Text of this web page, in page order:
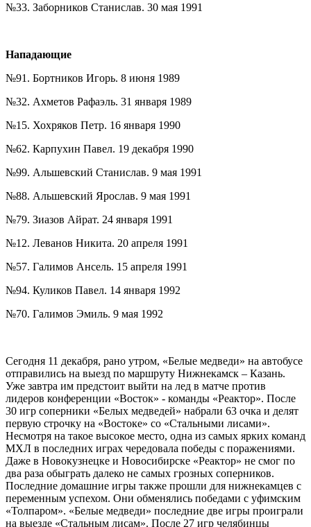
№33. Заборников Станислав. 30 мая 1991
Нападающие
№91. Бортников Игорь. 8 июня 1989
№32. Ахметов Рафаэль. 31 января 1989
№15. Хохряков Петр. 16 января 1990
№62. Карпухин Павел. 19 декабря 1990
№99. Альшевский Станислав. 9 мая 1991
№88. Альшевский Ярослав. 9 мая 1991
№79. Зиазов Айрат. 24 января 1991
№12. Леванов Никита. 20 апреля 1991
№57. Галимов Ансель. 15 апреля 1991
№94. Куликов Павел. 14 января 1992
№70. Галимов Эмиль. 9 мая 1992
Сегодня 11 декабря, рано утром, «Белые медведи» на автобусе
отправились на выезд по маршруту Нижнекамск – Казань.
Уже завтра им предстоит выйти на лед в матче против
лидеров конференции «Восток» - команды «Реактор». После
30 игр соперники «Белых медведей» набрали 63 очка и делят
первую строчку на «Востоке» со «Стальными лисами».
Несмотря на такое высокое место, одна из самых ярких команд
МХЛ в последних играх чередовала победы с поражениями.
Даже в Новокузнецке и Новосибирске «Реактор» не смог по
два раза обыграть далеко не самых грозных соперников.
Последние домашние игры также прошли для нижнекамцев с
переменным успехом. Они обменялись победами с уфимским
«Толпаром». «Белые медведи» последние две игры проиграли
на выезде «Стальным лисам». После 27 игр челябинцы